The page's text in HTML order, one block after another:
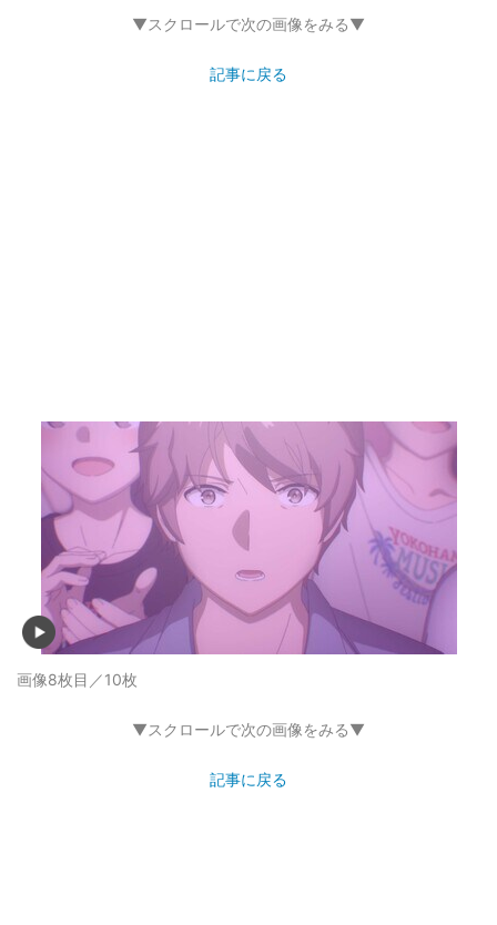
▼スクロールで次の画像をみる▼
記事に戻る
画像8枚目／10枚
▼スクロールで次の画像をみる▼
記事に戻る